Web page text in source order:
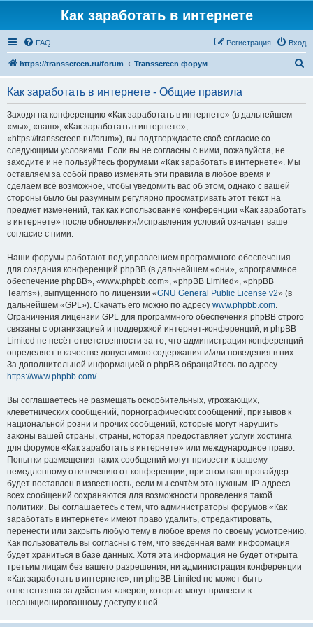
Как заработать в интернете
FAQ Вход
Регистрация
https://transscreen.ru/forum Transscreen форум
Как заработать в интернете - Общие правила
Заходя на конференцию «Как заработать в интернете» (в дальнейшем
«мы», «наш», «Как заработать в интернете»,
«https://transscreen.ru/forum»), вы подтверждаете своё согласие со
следующими условиями. Если вы не согласны с ними, пожалуйста, не
заходите и не пользуйтесь форумами «Как заработать в интернете». Мы
оставляем за собой право изменять эти правила в любое время и
сделаем всё возможное, чтобы уведомить вас об этом, однако с вашей
стороны было бы разумным регулярно просматривать этот текст на
предмет изменений, так как использование конференции «Как заработать
в интернете» после обновления/исправления условий означает ваше
согласие с ними.
Наши форумы работают под управлением программного обеспечения
для создания конференций phpBB (в дальнейшем «они», «программное
обеспечение phpBB», «www.phpbb.com», «phpBB Limited», «phpBB
Teams»), выпущенного по лицензии «GNU General Public License v2» (в
дальнейшем «GPL»). Скачать его можно по адресу www.phpbb.com.
Ограничения лицензии GPL для программного обеспечения phpBB строго
связаны с организацией и поддержкой интернет-конференций, и phpBB
Limited не несёт ответственности за то, что администрация конференций
определяет в качестве допустимого содержания и/или поведения в них.
За дополнительной информацией о phpBB обращайтесь по адресу
https://www.phpbb.com/.
Вы соглашаетесь не размещать оскорбительных, угрожающих,
клеветнических сообщений, порнографических сообщений, призывов к
национальной розни и прочих сообщений, которые могут нарушить
законы вашей страны, страны, которая предоставляет услуги хостинга
для форумов «Как заработать в интернете» или международное право.
Попытки размещения таких сообщений могут привести к вашему
немедленному отключению от конференции, при этом ваш провайдер
будет поставлен в известность, если мы сочтём это нужным. IP-адреса
всех сообщений сохраняются для возможности проведения такой
политики. Вы соглашаетесь с тем, что администраторы форумов «Как
заработать в интернете» имеют право удалить, отредактировать,
перенести или закрыть любую тему в любое время по своему усмотрению.
Как пользователь вы согласны с тем, что введённая вами информация
будет храниться в базе данных. Хотя эта информация не будет открыта
третьим лицам без вашего разрешения, ни администрация конференции
«Как заработать в интернете», ни phpBB Limited не может быть
ответственна за действия хакеров, которые могут привести к
несанкционированному доступу к ней.